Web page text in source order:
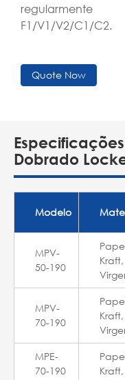
F1/V1/V2/C1/C2.
Quote Now
Dobrado
Modelo
MPV-
50-190
Kraft,
MPV-
70-190
Kraft,
MPE-
70-190